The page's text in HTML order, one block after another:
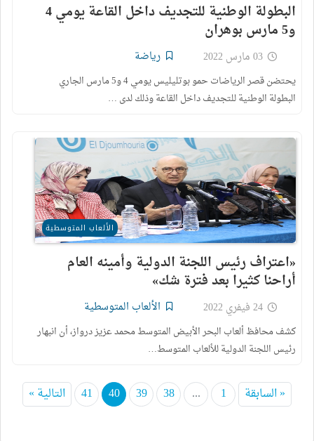
البطولة الوطنية للتجديف داخل القاعة يومي 4
و5 مارس بوهران
03 مارس 2022 رياضة
يحتضن قصر الرياضات حمو بوتليليس يومي 4 و5 مارس الجاري
البطولة الوطنية للتجديف داخل القاعة وذلك لدى …
الألعاب المتوسطية
«اعتراف رئيس اللجنة الدولية وأمينه العام
أراحنا كثيرا بعد فترة شك»
24 فيفري 2022 الألعاب المتوسطية
كشف محافظ ألعاب البحر الأبيض المتوسط محمد عزيز درواز، أن انبهار
رئيس اللجنة الدولية للألعاب المتوسط…
« السابقة 1
...
38
39
40
41 التالية »